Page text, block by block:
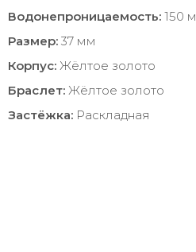
Водонепроницаемость: 150 м
Размер: 37 мм
Корпус: Жёлтое золото
Браслет: Жёлтое золото
Застёжка: Раскладная